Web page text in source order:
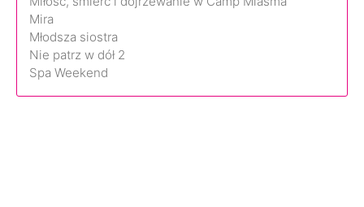
Mira
Młodsza siostra
Nie patrz w dół 2
Spa Weekend